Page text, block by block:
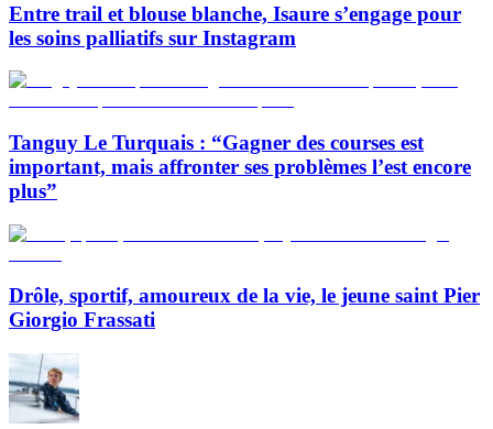
Entre trail et blouse blanche, Isaure s’engage pour
les soins palliatifs sur Instagram
Tanguy Le Turquais : “Gagner des courses est
important, mais affronter ses problèmes l’est encore
plus”
Drôle, sportif, amoureux de la vie, le jeune saint Pier
Giorgio Frassati